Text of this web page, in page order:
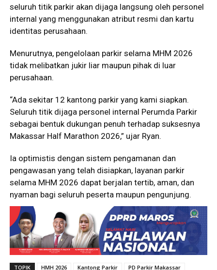
seluruh titik parkir akan dijaga langsung oleh personel
internal yang menggunakan atribut resmi dan kartu
identitas perusahaan.
Menurutnya, pengelolaan parkir selama MHM 2026
tidak melibatkan jukir liar maupun pihak di luar
perusahaan.
“Ada sekitar 12 kantong parkir yang kami siapkan.
Seluruh titik dijaga personel internal Perumda Parkir
sebagai bentuk dukungan penuh terhadap suksesnya
Makassar Half Marathon 2026,” ujar Ryan.
Ia optimistis dengan sistem pengamanan dan
pengawasan yang telah disiapkan, layanan parkir
selama MHM 2026 dapat berjalan tertib, aman, dan
nyaman bagi seluruh peserta maupun pengunjung.
TOPIK HMH 2026 Kantong Parkir
PD Parkir Makassar